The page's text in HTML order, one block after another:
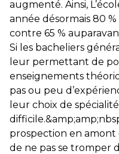
augmenté. Ainsi,
année désormais 80
contre 65 %
Si les bacheliers
leur permettant de
enseignements
pas ou peu
leur choix de
prospection en amont
de ne pas se tromper